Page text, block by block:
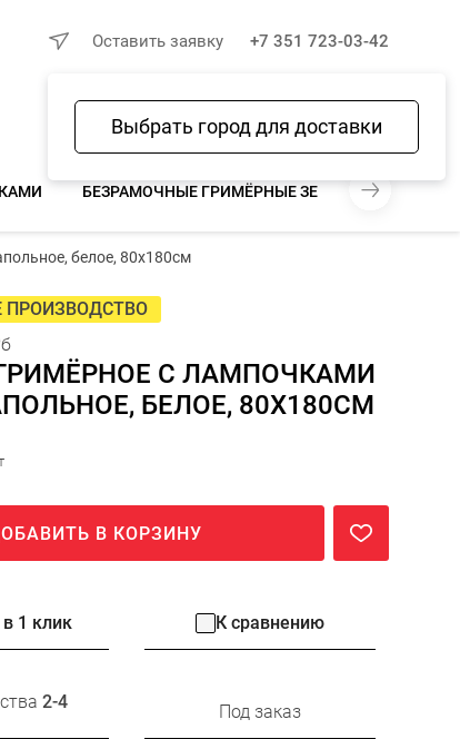
Выбрать город для доставки
Оставить заявку +7 351 723-03-42
Избранное Сравнение Корзина
БЕЗРАМОЧНЫЕ ГРИМЁРНЫЕ ЗЕРКАЛА
14 990 ₽шт
белое, 80х180см
ПРОИЗВОДСТВО
С ЛАМПОЧКАМИ
БЕЛОЕ, 80Х180СМ
В КОРЗИНУ
1 клик К сравнению
2-4
Под заказ